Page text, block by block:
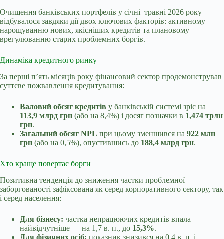
Очищення банківських портфелів у січні–травні 2026 року
відбувалося завдяки дії двох ключових факторів: активному
нарощуванню нових, якісніших кредитів та плановому
врегулюванню старих проблемних боргів.
Динаміка кредитного ринку
За перші п’ять місяців року фінансовий сектор продемонстрував
суттєве пожвавлення кредитування:
Валовий обсяг кредитів у банківській системі зріс на
113,9 млрд грн (або на 8,4%) і досяг позначки в 1,474 трлн
грн.
Загальний обсяг NPL при цьому зменшився на 922 млн
грн (або на 0,5%), опустившись до 188,4 млрд грн.
Хто краще повертає борги
Позитивна тенденція до зниження частки проблемної
заборгованості зафіксована як серед корпоративного сектору, так
і серед населення:
Для бізнесу: частка непрацюючих кредитів впала
найвідчутніше — на 1,7 в. п., до 15,3%.
Для фізичних осіб: показник знизився на 0,4 в. п. і